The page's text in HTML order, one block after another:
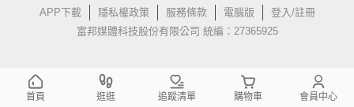
APP下載 隱私權政策 服務條款 電腦版
登入/註冊
富邦媒體科技股份有限公司 統編：27365925
首頁 逛逛 追蹤清單 購物車 會員中心